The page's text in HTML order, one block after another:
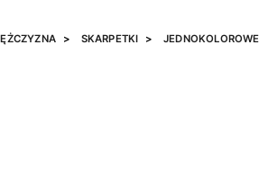
SKARPETKI JEDNOKOLOROWE